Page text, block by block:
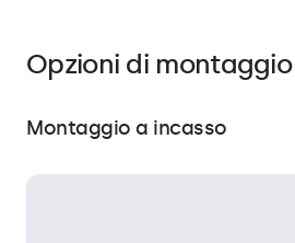
Opzioni di montaggio
Montaggio a incasso